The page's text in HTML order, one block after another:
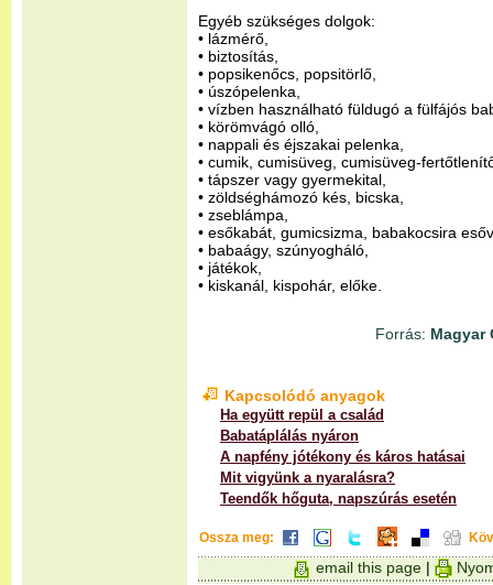
Egyéb szükséges dolgok:
• lázmérő,
• biztosítás,
• popsikenőcs, popsitörlő,
• úszópelenka,
• vízben használható füldugó a fülfájós
• körömvágó olló,
• nappali és éjszakai pelenka,
• cumik, cumisüveg, cumisüveg-
• tápszer vagy gyermekital,
• zöldséghámozó kés, bicska,
• zseblámpa,
• esőkabát, gumicsizma, babakocsira
• babaágy, szúnyogháló,
• játékok,
• kiskanál, kispohár, előke.
Forrás: Magyar
Kapcsolódó anyagok
Ha együtt repül a család
Babatáplálás nyáron
A napfény jótékony és káros hatásai
Mit vigyünk a nyaralásra?
Teendők hőguta, napszúrás esetén
Ossza meg:
email this page |